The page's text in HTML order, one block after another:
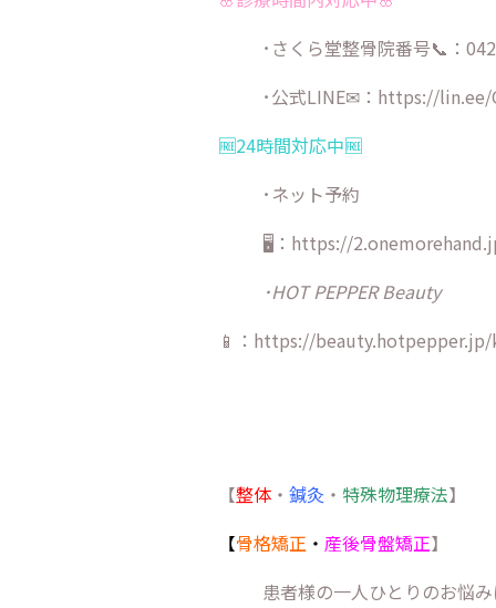
･さくら堂整骨院番号📞：
･公式LINE✉： https://lin.ee/
🆓24時間対応中🆓
･ネット予約
🖥：https://
･HOT PEPPER Beauty
📱：https://
【整体 ・ 鍼灸 ・ 特殊物理療法】
【骨格矯正 ・ 産後骨盤矯正】
患者様の一人ひとりのお悩